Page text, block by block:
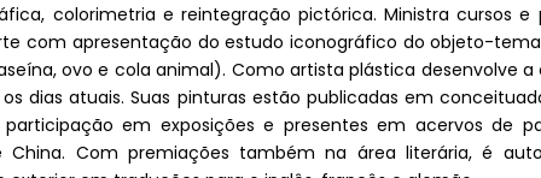
colorimetria e reintegração pictórica. Ministra cursos e
com apresentação do estudo iconográfico do objeto-
ovo e cola animal). Como artista plástica desenvolve
dias atuais. Suas pinturas estão publicadas em
em exposições e presentes em acervos de
e China. Com premiações também na área literária, é